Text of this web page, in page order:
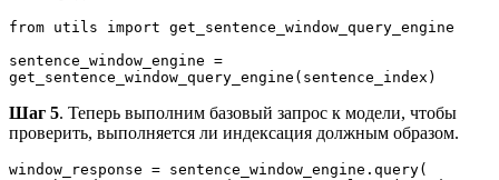
from utils import get_sentence_window_query_engine
sentence_window_engine =
get_sentence_window_query_engine(sentence_index)
Шаг 5. Теперь выполним базовый запрос к модели, чтобы
проверить, выполняется ли индексация должным образом.
window_response = sentence_window_engine.query(